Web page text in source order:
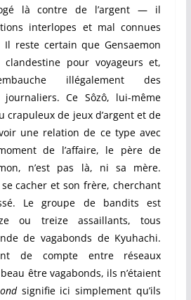
là contre de l’argent — il
interlopes et mal connues
Il reste certain que Gensaemon
pour voyageurs et,
illégalement des
journaliers. Ce Sôzô, lui-même
crapuleux de jeux d’argent et de
une relation de ce type avec
de l’affaire, le père de
n’est pas là, ni sa mère.
se cacher et son frère, cherchant
Le groupe de bandits est
ou treize assaillants, tous
de vagabonds de Kyuhachi.
de compte entre réseaux
être vagabonds, ils n’étaient
signifie ici simplement qu’ils